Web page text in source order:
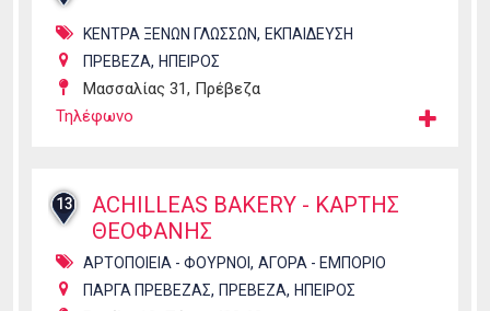
ΚΕΝΤΡΑ ΞΕΝΩΝ ΓΛΩΣΣΩΝ, ΕΚΠΑΙΔΕΥΣΗ
ΠΡΕΒΕΖΑ, ΗΠΕΙΡΟΣ
Μασσαλίας 31, Πρέβεζα
Τηλέφωνο
13
ACHILLEAS BAKERY - ΚΑΡΤΗΣ
ΘΕΟΦΑΝΗΣ
ΑΡΤΟΠΟΙΕΙΑ - ΦΟΥΡΝΟΙ , ΑΓΟΡΑ - ΕΜΠΟΡΙΟ
ΠΑΡΓΑ ΠΡΕΒΕΖΑΣ, ΠΡΕΒΕΖΑ, ΗΠΕΙΡΟΣ